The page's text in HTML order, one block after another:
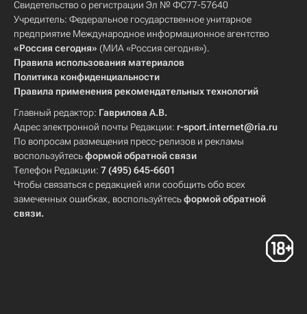
Свидетельство о регистрации Эл № ФС77-57640
Учредитель: Федеральное государственное унитарное
предприятие Международное информационное агентство
«Россия сегодня» (МИА «Россия сегодня»).
Правила использования материалов
Политика конфиденциальности
Правила применения рекомендательных технологий
Главный редактор: Гаврилова А.В.
Адрес электронной почты Редакции: r-sport.internet@ria.ru
По вопросам размещения пресс-релизов и рекламы
воспользуйтесьформой обратной связи
Телефон Редакции: 7 (495) 645-6601
Чтобы связаться с редакцией или сообщить обо всех
замеченных ошибках, воспользуйтесьформой обратной
связи.